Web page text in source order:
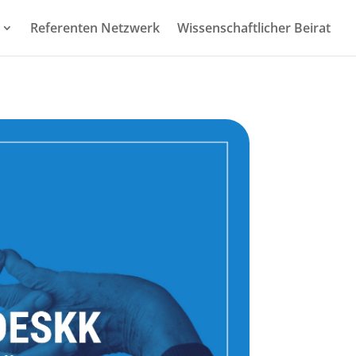
Referenten Netzwerk Wissenschaftlicher Beirat